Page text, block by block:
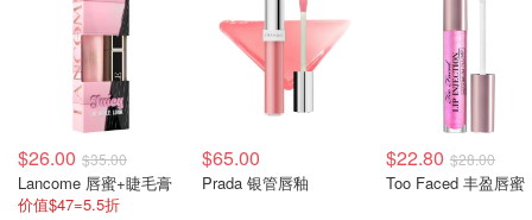
$26.00 $35.00
Lancome 唇蜜+睫毛膏
价值$47=5.5折
$65.00
Prada 银管唇釉
$22.80 $28.00
Too Faced 丰盈唇蜜